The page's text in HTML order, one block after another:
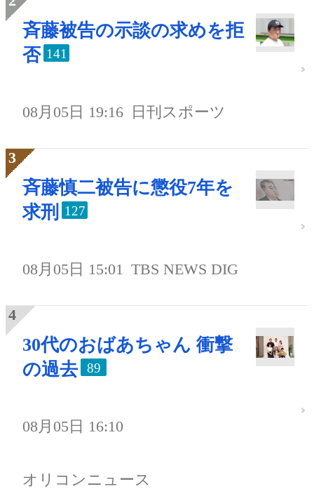
斉藤被告の示談の求めを拒
否 141
08月05日 19:16 日刊スポーツ
斉藤慎二被告に懲役7年を
求刑
127
08月05日 15:01 TBS NEWS DIG
30代のおばあちゃん 衝撃
の過去
89
08月05日 16:10
オリコンニュース